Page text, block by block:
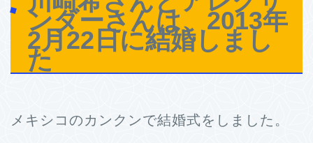
ンダーさんは、2013年
2月22日に結婚しまし
た
メキシコのカンクンで結婚式をしました。